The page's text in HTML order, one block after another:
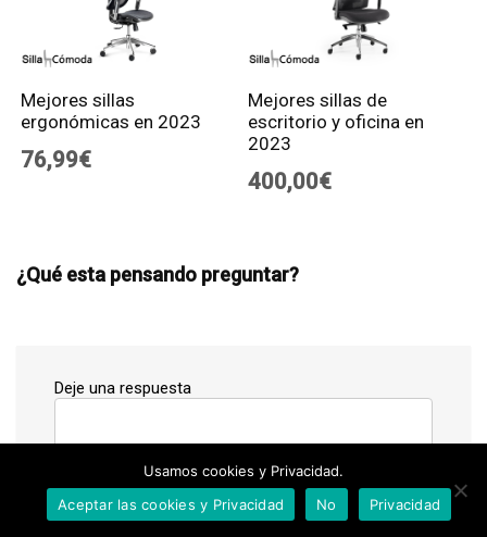
Mejores sillas
ergonómicas en 2023
76,99€
Mejores sillas de
escritorio y oficina en
2023
400,00€
¿Qué esta pensando preguntar?
Deje una respuesta
Usamos cookies y Privacidad.
Aceptar las cookies y Privacidad
No Privacidad